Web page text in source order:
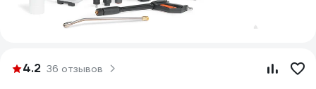
4.2 36 отзывов